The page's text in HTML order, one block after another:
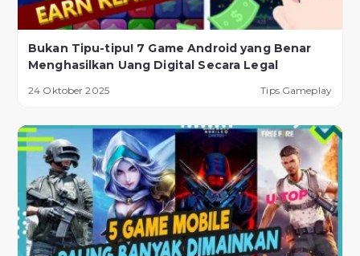
Bukan Tipu-tipu! 7 Game Android yang Benar
Menghasilkan Uang Digital Secara Legal
24 Oktober 2025 Tips Gameplay